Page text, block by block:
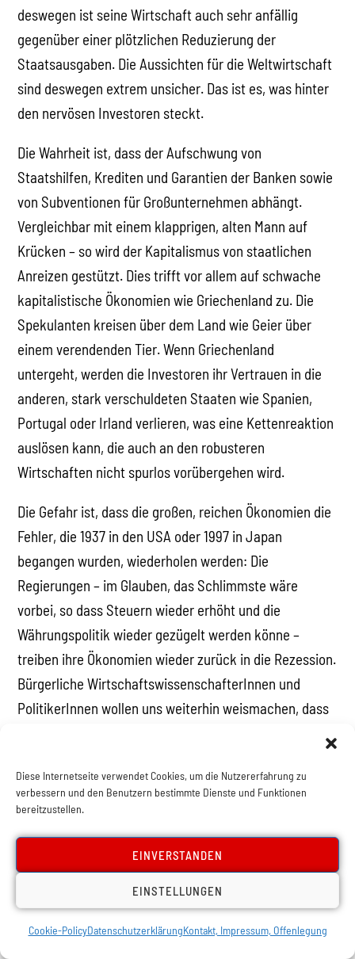
Diese Internetseite verwendet Cookies, um die Nutzererfahrung zu
verbessern und den Benutzern bestimmte Dienste und Funktionen
bereitzustellen.
EINVERSTANDEN
EINSTELLUNGEN
Cookie-PolicyDatenschutzerklärungKontakt, Impressum, Offenlegung
deswegen ist seine Wirtschaft auch sehr anfällig
gegenüber einer plötzlichen Reduzierung der
Staatsausgaben. Die Aussichten für die Weltwirtschaft
sind deswegen extrem unsicher. Das ist es, was hinter
den nervösen Investoren steckt.
Die Wahrheit ist, dass der Aufschwung von
Staatshilfen, Krediten und Garantien der Banken sowie
von Subventionen für Großunternehmen abhängt.
Vergleichbar mit einem klapprigen, alten Mann auf
Krücken – so wird der Kapitalismus von staatlichen
Anreizen gestützt. Dies trifft vor allem auf schwache
kapitalistische Ökonomien wie Griechenland zu. Die
Spekulanten kreisen über dem Land wie Geier über
einem verendenden Tier. Wenn Griechenland
untergeht, werden die Investoren ihr Vertrauen in die
anderen, stark verschuldeten Staaten wie Spanien,
Portugal oder Irland verlieren, was eine Kettenreaktion
auslösen kann, die auch an den robusteren
Wirtschaften nicht spurlos vorübergehen wird.
Die Gefahr ist, dass die großen, reichen Ökonomien die
Fehler, die 1937 in den USA oder 1997 in Japan
begangen wurden, wiederholen werden: Die
Regierungen – im Glauben, das Schlimmste wäre
vorbei, so dass Steuern wieder erhöht und die
Währungspolitik wieder gezügelt werden könne –
treiben ihre Ökonomien wieder zurück in die Rezession.
Bürgerliche WirtschaftswissenschafterInnen und
PolitikerInnen wollen uns weiterhin weismachen, dass
jeder, der sich mit der Geschichte auseinandersetze,
nur zu dem Schluss kommen könne, dass niemand aus
der Geschichte lernen werde. Dem muss man vor allem
zustimmen, wenn man sich mit der
Wirtschaftsgeschichte befasst, in der die
KapitalistInnen regelmäßig die Fehler der
Vergangenheit wiederholen.